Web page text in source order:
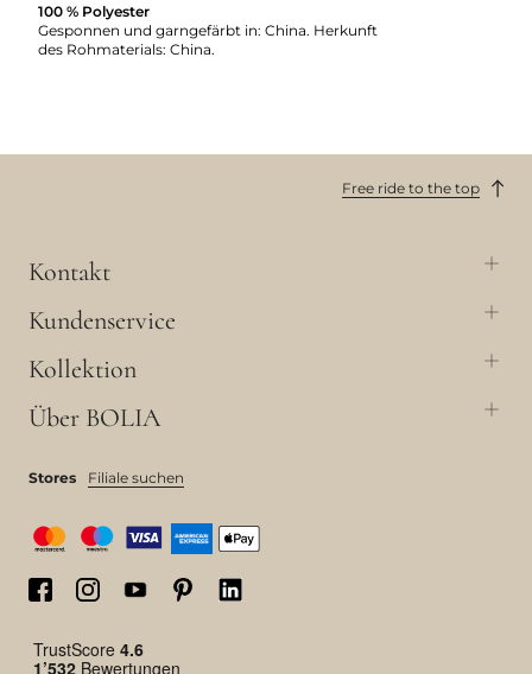
100 % Polyester
Gesponnen und garngefärbt in: China. Herkunft
des Rohmaterials: China.
Free ride to the top
Kontakt
Kundenservice
Kollektion
Über BOLIA
Stores Filiale suchen